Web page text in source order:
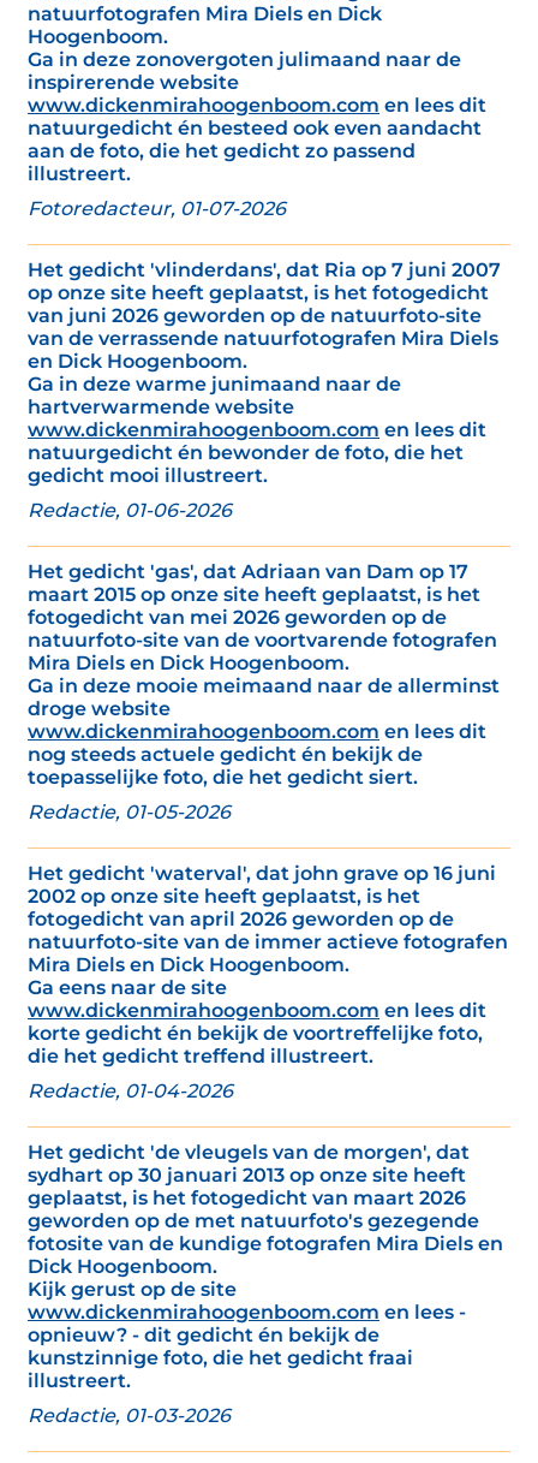
natuurfotografen Mira Diels en Dick
Hoogenboom.
Ga in deze zonovergoten julimaand naar de
inspirerende website
www.dickenmirahoogenboom.com en lees dit
natuurgedicht én besteed ook even aandacht
aan de foto, die het gedicht zo passend
illustreert.
Fotoredacteur, 01-07-2026
Het gedicht 'vlinderdans', dat Ria op 7 juni 2007
op onze site heeft geplaatst, is het fotogedicht
van juni 2026 geworden op de natuurfoto-site
van de verrassende natuurfotografen Mira Diels
en Dick Hoogenboom.
Ga in deze warme junimaand naar de
hartverwarmende website
www.dickenmirahoogenboom.com en lees dit
natuurgedicht én bewonder de foto, die het
gedicht mooi illustreert.
Redactie, 01-06-2026
Het gedicht 'gas', dat Adriaan van Dam op 17
maart 2015 op onze site heeft geplaatst, is het
fotogedicht van mei 2026 geworden op de
natuurfoto-site van de voortvarende fotografen
Mira Diels en Dick Hoogenboom.
Ga in deze mooie meimaand naar de allerminst
droge website
www.dickenmirahoogenboom.com en lees dit
nog steeds actuele gedicht én bekijk de
toepasselijke foto, die het gedicht siert.
Redactie, 01-05-2026
Het gedicht 'waterval', dat john grave op 16 juni
2002 op onze site heeft geplaatst, is het
fotogedicht van april 2026 geworden op de
natuurfoto-site van de immer actieve fotografen
Mira Diels en Dick Hoogenboom.
Ga eens naar de site
www.dickenmirahoogenboom.com en lees dit
korte gedicht én bekijk de voortreffelijke foto,
die het gedicht treffend illustreert.
Redactie, 01-04-2026
Het gedicht 'de vleugels van de morgen', dat
sydhart op 30 januari 2013 op onze site heeft
geplaatst, is het fotogedicht van maart 2026
geworden op de met natuurfoto's gezegende
fotosite van de kundige fotografen Mira Diels en
Dick Hoogenboom.
Kijk gerust op de site
www.dickenmirahoogenboom.com en lees -
opnieuw? - dit gedicht én bekijk de
kunstzinnige foto, die het gedicht fraai
illustreert.
Redactie, 01-03-2026